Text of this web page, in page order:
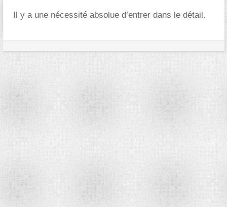
Il y a une nécessité absolue d’entrer dans le détail.